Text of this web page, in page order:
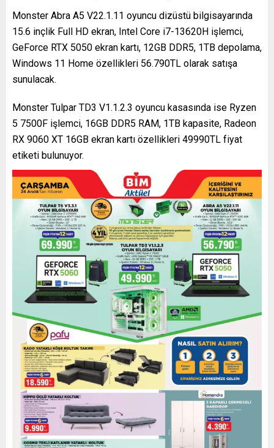
Monster Abra A5 V22.1.11 oyuncu dizüstü bilgisayarında
15.6 inçlik Full HD ekran, Intel Core i7-13620H işlemci,
GeForce RTX 5050 ekran kartı, 12GB DDR5, 1TB depolama,
Windows 11 Home özellikleri 56.790TL olarak satışa
sunulacak.
Monster Tulpar TD3 V1.1.2.3 oyuncu kasasında ise Ryzen
5 7500F işlemci, 16GB DDR5 RAM, 1TB kapasite, Radeon
RX 9060 XT 16GB ekran kartı özellikleri 49990TL fiyat
etiketi bulunuyor.